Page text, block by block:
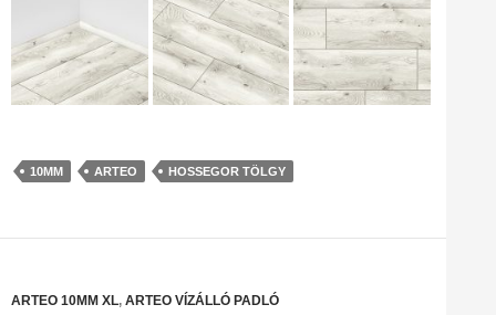
10MM ARTEO HOSSEGOR TÖLGY
ARTEO 10MM XL, ARTEO VÍZÁLLÓ PADLÓ